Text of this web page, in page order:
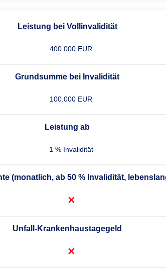
Leistung bei Vollinvalidität
400.000 EUR
Grundsumme bei Invalidität
100.000 EUR
Leistung ab
1 % Invalidität
(monatlich, ab 50 % Invalidität,
Unfall-Krankenhaustagegeld